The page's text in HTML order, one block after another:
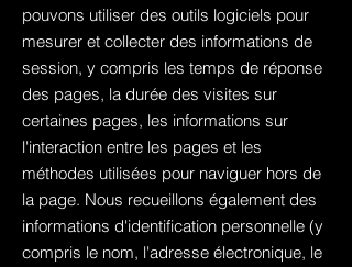
pouvons utiliser des outils logiciels pour
mesurer et collecter des informations de
session, y compris les temps de réponse
des pages, la durée des visites sur
certaines pages, les informations sur
l'interaction entre les pages et les
méthodes utilisées pour naviguer hors de
la page. Nous recueillons également des
informations d'identification personnelle (y
compris le nom, l'adresse électronique, le